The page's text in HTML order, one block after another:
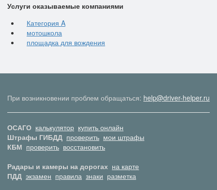
Услуги оказываемые компаниями
Категория A
мотошкола
площадка для вождения
При возникновении проблем обращаться: help@driver-helper.ru
ОСАГО калькулятор купить онлайн
Штрафы ГИБДД проверить мои штрафы
КБМ проверить восстановить
Радары и камеры на дорогах на карте
ПДД экзамен правила знаки разметка